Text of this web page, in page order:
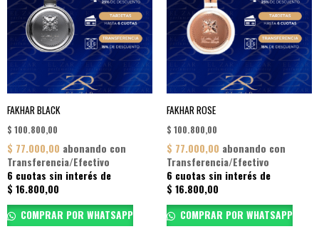
FAKHAR BLACK
$ 100.800,00
$ 77.000,00 abonando con
Transferencia/Efectivo
6 cuotas sin interés de
$ 16.800,00
COMPRAR POR WHATSAPP
FAKHAR ROSE
$ 100.800,00
$ 77.000,00 abonando con
Transferencia/Efectivo
6 cuotas sin interés de
$ 16.800,00
COMPRAR POR WHATSAPP